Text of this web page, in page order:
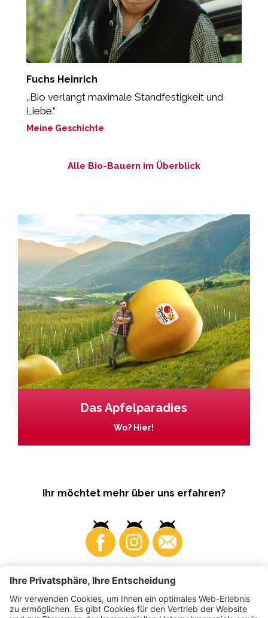
Fuchs Heinrich
„Bio verlangt maximale Standfestigkeit und
Liebe.“
Meine Geschichte
Alle Bio-Bauern im Überblick
Das Apfelparadies
Wo? Hier!
Ihr möchtet mehr über uns erfahren?
Business Produzenten